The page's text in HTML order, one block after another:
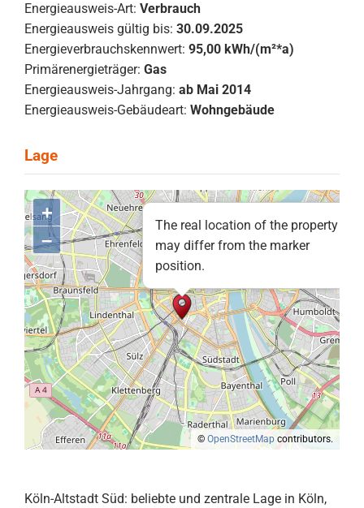
Energieausweis-Art: Verbrauch
Energieausweis gültig bis: 30.09.2025
Energieverbrauchskennwert: 95,00 kWh/(m²*a)
Primärenergieträger: Gas
Energieausweis-Jahrgang: ab Mai 2014
Energieausweis-Gebäudeart: Wohngebäude
The real location of the property
may differ from the marker
position.
+
–
© OpenStreetMap contributors.
Köln-Altstadt Süd: beliebte und zentrale Lage in Köln,